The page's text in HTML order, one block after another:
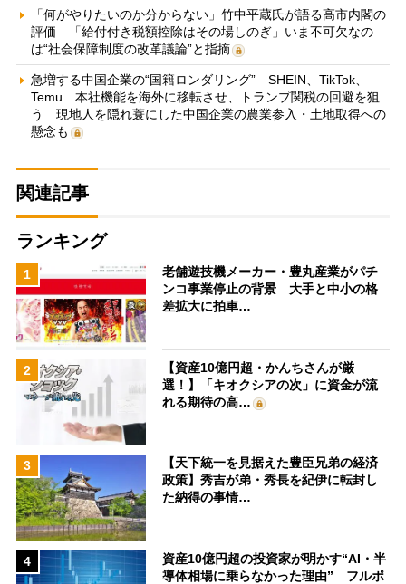
「何がやりたいのか分からない」竹中平蔵氏が語る高市内閣の
評価 「給付付き税額控除はその場しのぎ」いま不可欠なの
は“社会保障制度の改革議論”と指摘
急増する中国企業の“国籍ロンダリング” SHEIN、TikTok、
Temu…本社機能を海外に移転させ、トランプ関税の回避を狙
う 現地人を隠れ蓑にした中国企業の農業参入・土地取得への
懸念も
関連記事
ランキング
1
老舗遊技機メーカー・豊丸産業がパチ
ンコ事業停止の背景 大手と中小の格
差拡大に拍車…
2
【資産10億円超・かんちさんが厳
選！】「キオクシアの次」に資金が流
れる期待の高…
3
【天下統一を見据えた豊臣兄弟の経済
政策】秀吉が弟・秀長を紀伊に転封し
た納得の事情…
4
資産10億円超の投資家が明かす“AI・半
導体相場に乗らなかった理由” フルポ